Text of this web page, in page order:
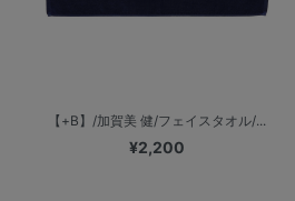
【+B】/加賀美 健/フェイスタオル/...
¥2,200